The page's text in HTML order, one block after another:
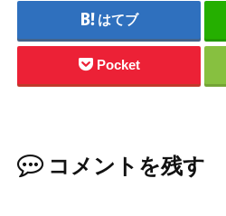
はてブ
Pocket
コメントを残す